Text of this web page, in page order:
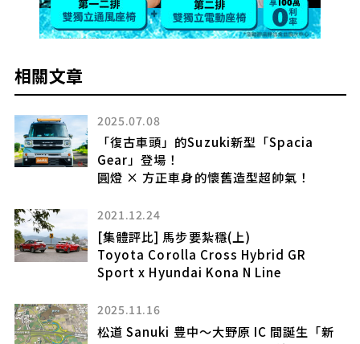
相關文章
2025.07.08
「復古車頭」的Suzuki新型「Spacia
Gear」登場！
圓燈 × 方正車身的懷舊造型超帥氣！
2021.12.24
[集體評比] 馬步要紮穩(上)
Toyota Corolla Cross Hybrid GR
Sport x Hyundai Kona N Line
2025.11.16
松道 Sanuki 豊中～大野原 IC 間誕生「新